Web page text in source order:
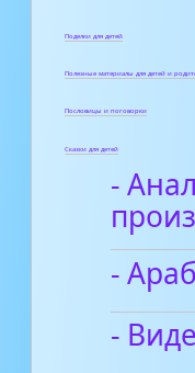
Поделки для детей
Полезные материалы для детей и
Пословицы и поговорки
Сказки для детей
-
-
-